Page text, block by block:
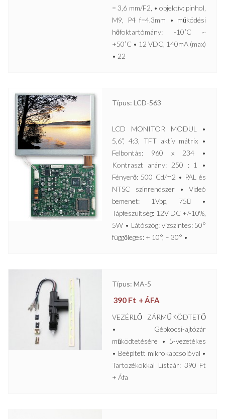
= 3,6 mm/F2, • objektív: pinhol,
M9, P4 f=4.3mm • működési
hőfoktartómány: -10˚C ~
+50˚C • 12 VDC, 140mA (max)
• 22
Típus: LCD-563
LCD MONITOR MODUL •
5,6”, 4:3, TFT aktív mátrix •
Felbontás: 960 x 234 •
Kontraszt arány: 250 : 1 •
Fényerő: 500 Cd/m2 • PAL és
NTSC színrendszer • Videó
bemenet: 1Vpp, 75 •
Tápfeszültség: 12V DC +/-10%,
5W • Látószög: vízszintes: 50°
függőleges: + 10°, – 30° •
Típus: MA-5
390 Ft + ÁFA
VEZÉRLŐ ZÁRMŰKÖDTETŐ
• Gépkocsi-ajtózár
működtetésére • 5-vezetékes
• Beépített mikrokapcsolóval •
Tartozékokkal Listaár: 390 Ft
+ Áfa